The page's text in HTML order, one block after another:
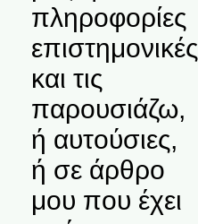
πληροφορίες
επιστημονικές
και τις
παρουσιάζω,
ή αυτούσιες,
ή σε άρθρο
μου που έχει